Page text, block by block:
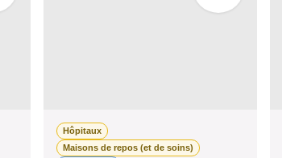
Hôpitaux
Maisons de repos (et de soins)